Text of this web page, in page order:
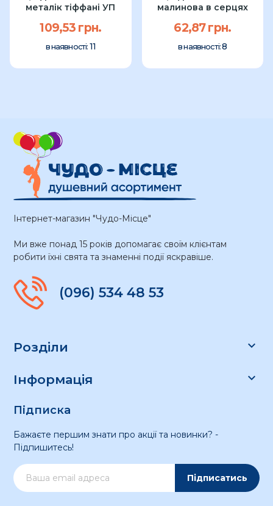
металік тіффані УП
109,53 грн.
в наявності: 11
малинова в серцях
62,87 грн.
в наявності:8
Інтернет-магазин "Чудо-Місце"
Ми вже понад 15 років допомагає своїм клієнтам
робити їхні свята та знаменні події яскравіше.
(096) 534 48 53
Розділи 
Інформація 
Підписка
Бажаєте першим знати про акції та новинки? -
Підпишитесь!
Підписатись